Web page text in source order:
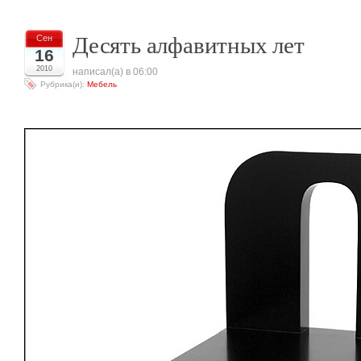
Сен
16
2010
Десять алфавитных лет
написал(а) в 06:00
Рубрика(и): Мебель